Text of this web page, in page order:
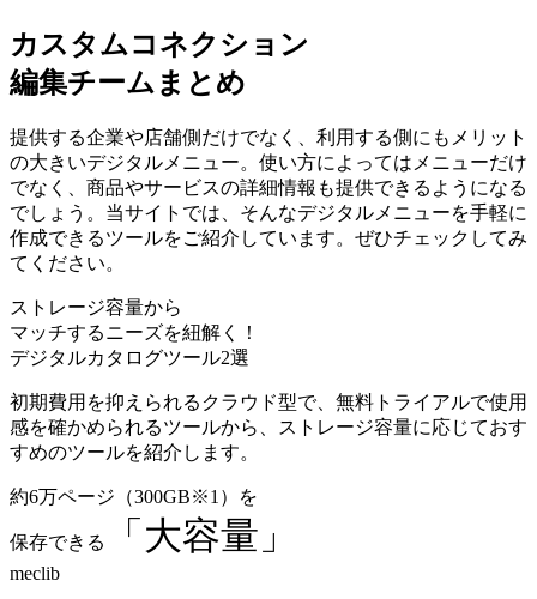
カスタムコネクション
編集チームまとめ
提供する企業や店舗側だけでなく、利用する側にもメリット
の大きいデジタルメニュー。使い方によってはメニューだけ
でなく、商品やサービスの詳細情報も提供できるようになる
でしょう。当サイトでは、そんなデジタルメニューを手軽に
作成できるツールをご紹介しています。ぜひチェックしてみ
てください。
ストレージ容量から
マッチするニーズを紐解く！
デジタルカタログツール2選
初期費用を抑えられるクラウド型で、 無料トライアルで使用
感を確かめられるツールから、ストレージ容量に応じておす
すめのツールを紹介します。
約6万ページ（300GB※1）を
保存できる 「大容量」
meclib